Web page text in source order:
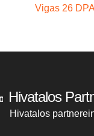
Vigas 26 DPA
Hivatalos
Hivatalos